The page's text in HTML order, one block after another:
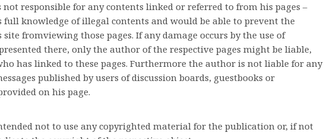
not responsible for any contents linked or referred to from his pages –
full knowledge of illegal contents and would be able to prevent the
fromviewing those pages. If any damage occurs by the use of
there, only the author of the respective pages might be liable,
has linked to these pages. Furthermore the author is not liable for any
published by users of discussion boards, guestbooks or
on his page.
not to use any copyrighted material for the publication or, if not